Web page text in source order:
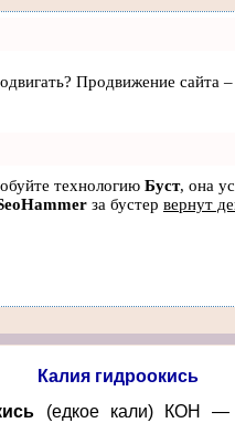
Продвижение
технологию Буст, она
за бустер вернут
Калия гидроокись
(едкое кали) КОН —